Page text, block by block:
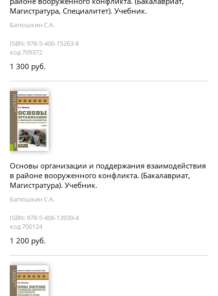
Магистратура, Специалитет). Учебник.
Батюшкин С.А.
ISBN: 978-5-406-15263-8
код 709372
1 300 руб.
Основы организации и поддержания взаимодействия
в районе вооруженного конфликта. (Бакалавриат,
Магистратура). Учебник.
Батюшкин С.А.
ISBN: 978-5-406-13939-4
код 700124
1 200 руб.